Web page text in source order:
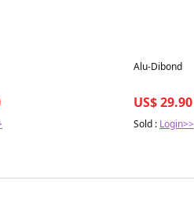
Best in 7 days
Alu-Dibond
US$ 29.90
Sold : Login>>